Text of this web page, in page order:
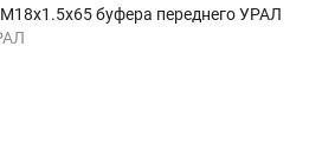
буфера переднего УРАЛ